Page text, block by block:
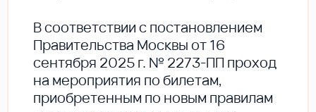
В соответствии с постановлением
Правительства Москвы от 16
сентября 2025 г. № 2273-ПП проход
на мероприятия по билетам,
приобретенным по новым правилам